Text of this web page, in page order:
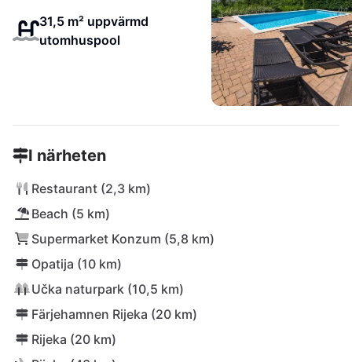
31,5 m² uppvärmd
utomhuspool
I närheten
Restaurant (2,3 km)
Beach (5 km)
Supermarket Konzum (5,8 km)
Opatija (10 km)
Učka naturpark (10,5 km)
Färjehamnen Rijeka (20 km)
Rijeka (20 km)